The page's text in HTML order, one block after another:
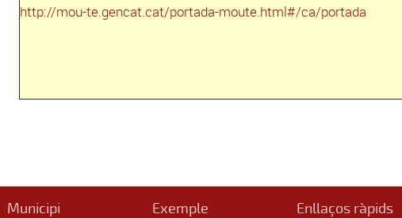
http://mou-te.gencat.cat/portada-moute.html#/ca/portada
Municipi Exemple Enllaços ràpids